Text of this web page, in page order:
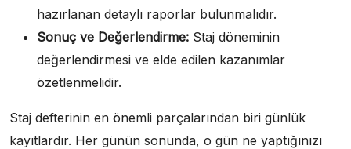
hazırlanan detaylı raporlar bulunmalıdır.
Sonuç ve Değerlendirme: Staj döneminin
değerlendirmesi ve elde edilen kazanımlar
özetlenmelidir.
Staj defterinin en önemli parçalarından biri günlük
kayıtlardır. Her günün sonunda, o gün ne yaptığınızı